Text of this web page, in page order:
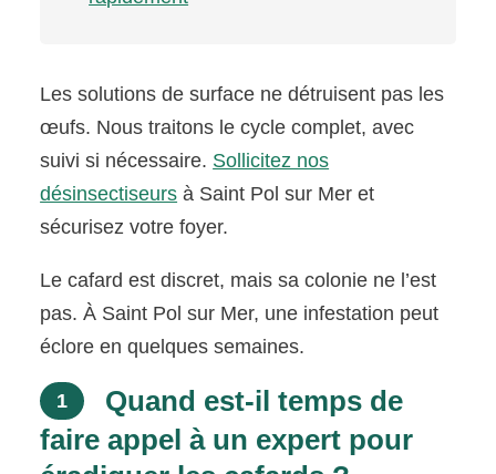
Les solutions de surface ne détruisent pas les
œufs. Nous traitons le cycle complet, avec
suivi si nécessaire. Sollicitez nos
désinsectiseurs à Saint Pol sur Mer et
sécurisez votre foyer.
Le cafard est discret, mais sa colonie ne l’est
pas. À Saint Pol sur Mer, une infestation peut
éclore en quelques semaines.
1
Quand est-il temps de
faire appel à un expert pour